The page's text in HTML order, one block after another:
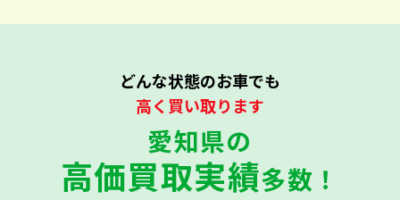
どんな状態のお車でも
高く買い取ります
愛知県の
高価買取実績多数！